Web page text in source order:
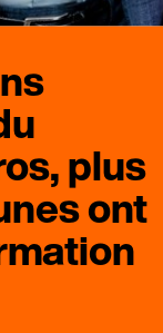
plus
ont